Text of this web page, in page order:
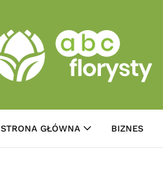
STRONA GŁÓWNA BIZNES